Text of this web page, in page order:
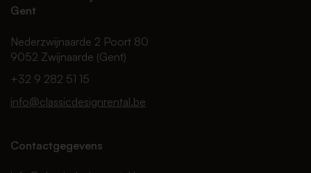
Gent
Nederzwijnaarde 2 Poort 80
9052 Zwijnaarde (Gent)
+32 9 282 51 15
info@classicdesignrental.be
Contactgegevens